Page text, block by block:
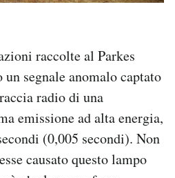
raccolte al Parkes
segnale anomalo captato
radio di una
emissione ad alta energia,
(0,005 secondi). Non
causato questo lampo